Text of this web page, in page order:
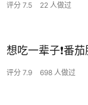
评分 7.5 22 人做过
想吃一辈子❗️番
评分 7.9 698 人做过